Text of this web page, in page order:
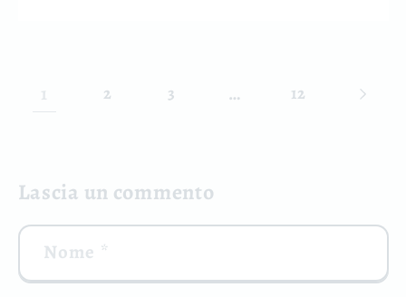
1 2 3 … 12
Lascia un commento
Nome *